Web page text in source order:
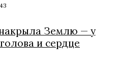
Землю — у
и сердце